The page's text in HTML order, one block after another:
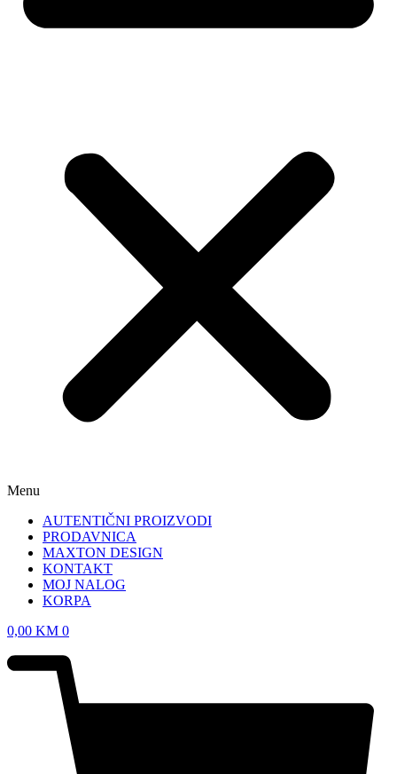
Menu
AUTENTIČNI PROIZVODI
PRODAVNICA
MAXTON DESIGN
KONTAKT
MOJ NALOG
KORPA
0,00 KM 0